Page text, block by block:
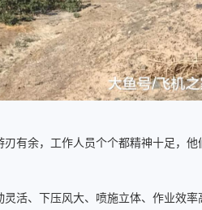
有余，工作人员个个都精神十足，
活、下压风大、喷施立体、作业效